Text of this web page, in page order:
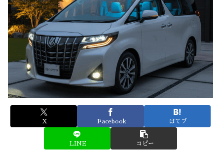
X Facebook はてブ
LINE コピー